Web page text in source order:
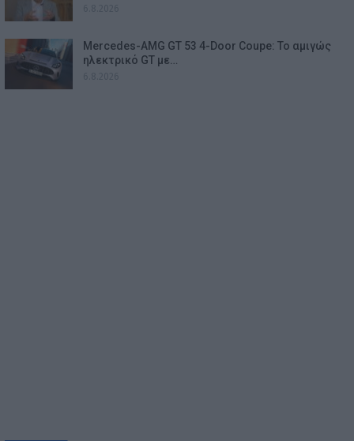
Mercedes-AMG GT 53 4-Door Coupe: Το αμιγώς
ηλεκτρικό GT με…